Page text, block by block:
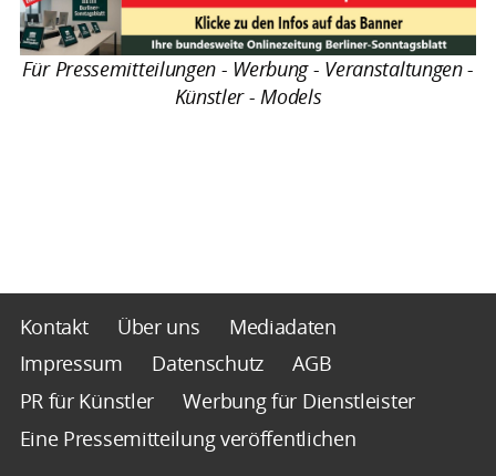
Für Pressemitteilungen - Werbung - Veranstaltungen -
Künstler - Models
Kontakt Über uns
Mediadaten
Impressum
Datenschutz
AGB
PR für Künstler
Werbung für Dienstleister
Eine Pressemitteilung veröffentlichen